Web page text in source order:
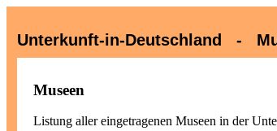
Unterkunft-in-Deutschland -
Museen
Listung aller eingetragenen Museen in der